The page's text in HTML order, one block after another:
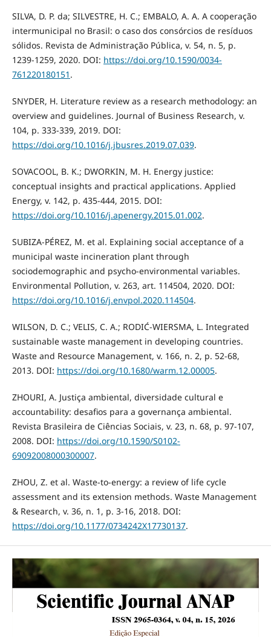
SILVA, D. P. da; SILVESTRE, H. C.; EMBALO, A. A. A cooperação
intermunicipal no Brasil: o caso dos consórcios de resíduos
sólidos. Revista de Administração Pública, v. 54, n. 5, p.
1239-1259, 2020. DOI: https://doi.org/10.1590/0034-
761220180151 .
SNYDER, H. Literature review as a research methodology: an
overview and guidelines. Journal of Business Research, v.
104, p. 333-339, 2019. DOI:
https://doi.org/10.1016/j.jbusres.2019.07.039.
SOVACOOL, B. K.; DWORKIN, M. H. Energy justice:
conceptual insights and practical applications. Applied
Energy, v. 142, p. 435-444, 2015. DOI:
https://doi.org/10.1016/j.apenergy.2015.01.002.
SUBIZA-PÉREZ, M. et al. Explaining social acceptance of a
municipal waste incineration plant through
sociodemographic and psycho-environmental variables.
Environmental Pollution, v. 263, art. 114504, 2020. DOI:
https://doi.org/10.1016/j.envpol.2020.114504.
WILSON, D. C.; VELIS, C. A.; RODIĆ-WIERSMA, L. Integrated
sustainable waste management in developing countries.
Waste and Resource Management, v. 166, n. 2, p. 52-68,
2013. DOI: https://doi.org/10.1680/warm.12.00005.
ZHOURI, A. Justiça ambiental, diversidade cultural e
accountability: desafios para a governança ambiental.
Revista Brasileira de Ciências Sociais, v. 23, n. 68, p. 97-107,
2008. DOI: https://doi.org/10.1590/S0102-
69092008000300007.
ZHOU, Z. et al. Waste-to-energy: a review of life cycle
assessment and its extension methods. Waste Management
& Research, v. 36, n. 1, p. 3-16, 2018. DOI:
https://doi.org/10.1177/0734242X17730137.